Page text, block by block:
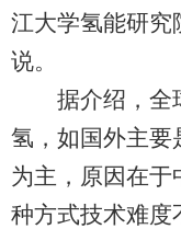
江大学氢能研究
说。
据介绍，全球
氢，如国外主要
为主，原因在于
种方式技术难度